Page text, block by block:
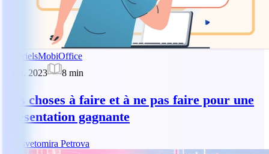
TutorielsMobiOffice
2 oct. 2023
8 min
Les choses à faire et à ne pas faire pour une
présentation gagnante
Tsvetomira Petrova